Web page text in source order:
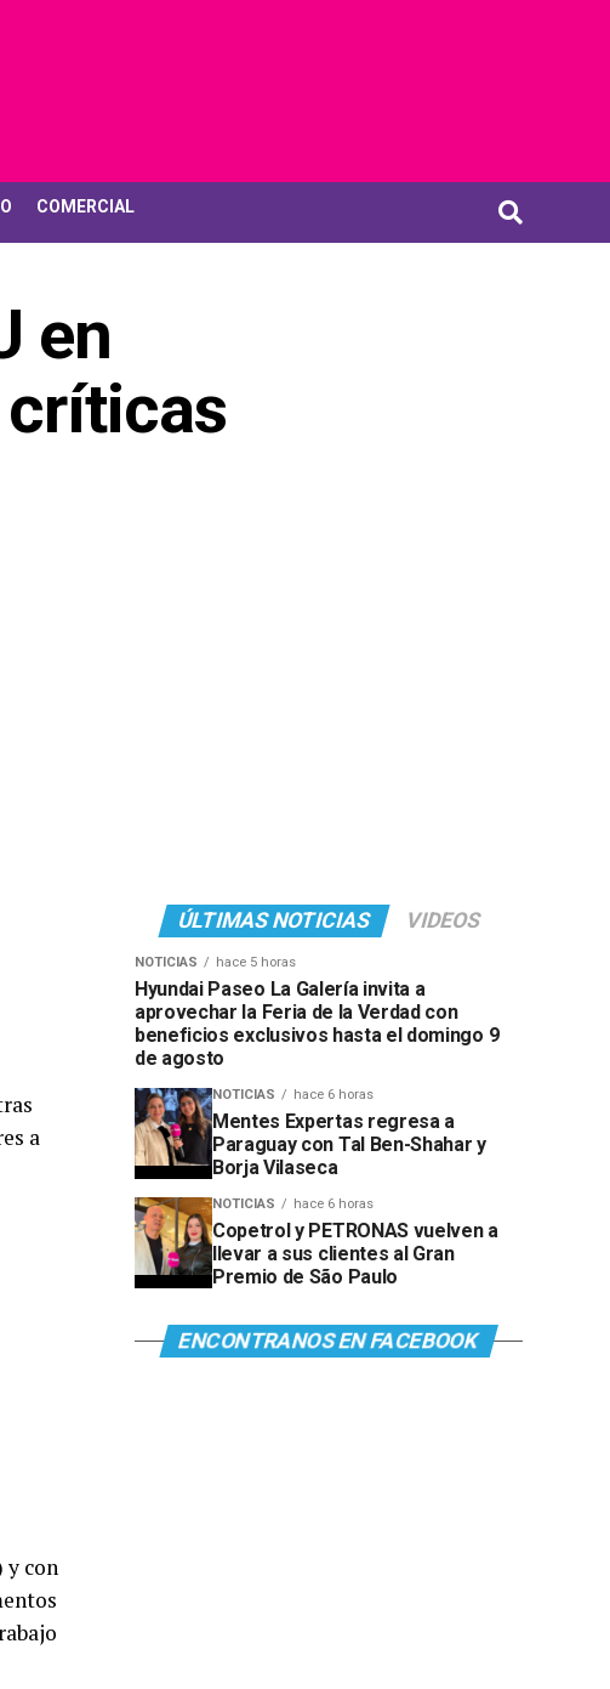
COMERCIAL
en
a
y con
ÚLTIMAS NOTICIAS VIDEOS
NOTICIAS hace 5 horas
Hyundai Paseo La Galería invita a
aprovechar la Feria de la Verdad con
beneficios exclusivos hasta el domingo 9
de agosto
NOTICIAS hace 6 horas
Mentes Expertas regresa a
Paraguay con Tal Ben-Shahar y
Borja Vilaseca
NOTICIAS hace 6 horas
Copetrol y PETRONAS vuelven a
llevar a sus clientes al Gran
Premio de São Paulo
ENCONTRANOS EN FACEBOOK